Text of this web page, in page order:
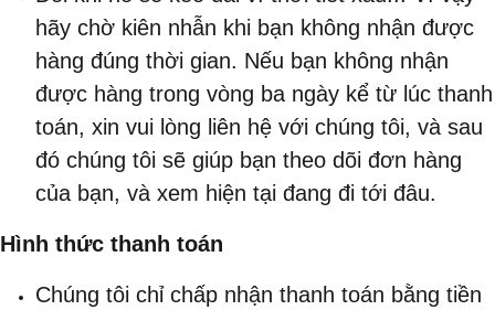
hãy chờ kiên nhẫn khi bạn không nhận được
hàng đúng thời gian. Nếu bạn không nhận
được hàng trong vòng ba ngày kể từ lúc thanh
toán, xin vui lòng liên hệ với chúng tôi, và sau
đó chúng tôi sẽ giúp bạn theo dõi đơn hàng
của bạn, và xem hiện tại đang đi tới đâu.​
Hình thức thanh toán
Chúng tôi chỉ chấp nhận thanh toán bằng tiền